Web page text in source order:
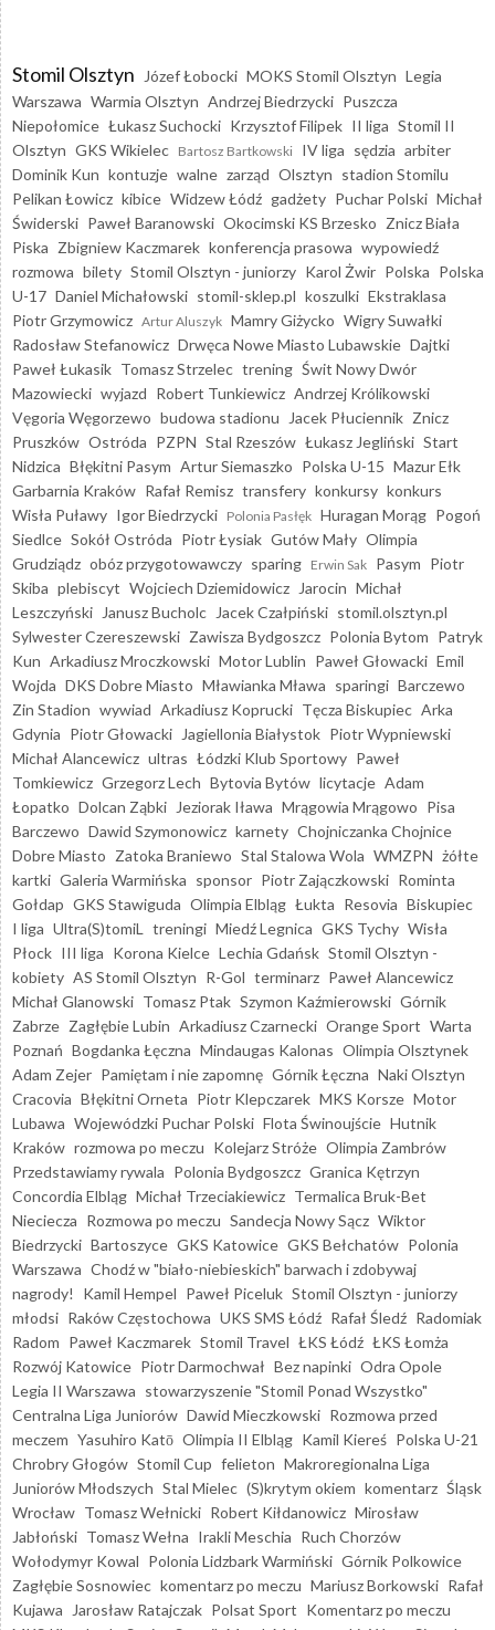
Stomil Olsztyn Józef Łobocki MOKS Stomil Olsztyn Legia
Warszawa Warmia Olsztyn Andrzej Biedrzycki Puszcza
Niepołomice Łukasz Suchocki Krzysztof Filipek II liga Stomil II
Olsztyn GKS Wikielec Bartosz Bartkowski IV liga sędzia arbiter
Dominik Kun kontuzje walne zarząd Olsztyn stadion Stomilu
Pelikan Łowicz kibice Widzew Łódź gadżety Puchar Polski Michał
Świderski Paweł Baranowski Okocimski KS Brzesko Znicz Biała
Piska Zbigniew Kaczmarek konferencja prasowa wypowiedź
rozmowa bilety Stomil Olsztyn - juniorzy Karol Żwir Polska Polska
U-17 Daniel Michałowski stomil-sklep.pl koszulki Ekstraklasa
Piotr Grzymowicz Artur Aluszyk Mamry Giżycko Wigry Suwałki
Radosław Stefanowicz Drwęca Nowe Miasto Lubawskie Dajtki
Paweł Łukasik Tomasz Strzelec trening Świt Nowy Dwór
Mazowiecki wyjazd Robert Tunkiewicz Andrzej Królikowski
Vęgoria Węgorzewo budowa stadionu Jacek Płuciennik Znicz
Pruszków Ostróda PZPN Stal Rzeszów Łukasz Jegliński Start
Nidzica Błękitni Pasym Artur Siemaszko Polska U-15 Mazur Ełk
Garbarnia Kraków Rafał Remisz transfery konkursy konkurs
Wisła Puławy Igor Biedrzycki Polonia Pasłęk Huragan Morąg Pogoń
Siedlce Sokół Ostróda Piotr Łysiak Gutów Mały Olimpia
Grudziądz obóz przygotowawczy sparing Erwin Sak Pasym Piotr
Skiba plebiscyt Wojciech Dziemidowicz Jarocin Michał
Leszczyński
Janusz Bucholc Jacek Czałpiński stomil.olsztyn.pl
Sylwester Czereszewski Zawisza Bydgoszcz Polonia Bytom Patryk
Kun Arkadiusz Mroczkowski Motor Lublin Paweł Głowacki Emil
Wojda DKS Dobre Miasto Mławianka Mława sparingi Barczewo
Zin Stadion wywiad Arkadiusz Koprucki Tęcza Biskupiec Arka
Gdynia Piotr Głowacki Jagiellonia Białystok Piotr Wypniewski
Michał Alancewicz ultras Łódzki Klub Sportowy Paweł
Tomkiewicz Grzegorz Lech Bytovia Bytów licytacje Adam
Łopatko Dolcan Ząbki Jeziorak Iława Mrągowia Mrągowo Pisa
Barczewo Dawid Szymonowicz karnety Chojniczanka Chojnice
Dobre Miasto Zatoka Braniewo Stal Stalowa Wola WMZPN żółte
kartki Galeria Warmińska sponsor Piotr Zajączkowski Rominta
Gołdap GKS Stawiguda Olimpia Elbląg Łukta Resovia Biskupiec
I liga Ultra(S)tomiL treningi Miedź Legnica GKS Tychy Wisła
Płock III liga Korona Kielce Lechia Gdańsk Stomil Olsztyn -
kobiety AS Stomil Olsztyn R-Gol terminarz Paweł Alancewicz
Michał Glanowski Tomasz Ptak Szymon Kaźmierowski Górnik
Zabrze Zagłębie Lubin Arkadiusz Czarnecki Orange Sport Warta
Poznań Bogdanka Łęczna Mindaugas Kalonas Olimpia Olsztynek
Adam Zejer Pamiętam i nie zapomnę Górnik Łęczna Naki Olsztyn
Cracovia Błękitni Orneta Piotr Klepczarek MKS Korsze Motor
Lubawa Wojewódzki Puchar Polski Flota Świnoujście Hutnik
Kraków rozmowa po meczu Kolejarz Stróże Olimpia Zambrów
Przedstawiamy rywala Polonia Bydgoszcz Granica Kętrzyn
Concordia Elbląg Michał Trzeciakiewicz Termalica Bruk-Bet
Nieciecza Rozmowa po meczu Sandecja Nowy Sącz Wiktor
Biedrzycki Bartoszyce GKS Katowice GKS Bełchatów Polonia
Warszawa Chodź w "biało-niebieskich" barwach i zdobywaj
nagrody!
Kamil Hempel Paweł Piceluk Stomil Olsztyn - juniorzy
młodsi Raków Częstochowa UKS SMS Łódź Rafał Śledź Radomiak
Radom Paweł Kaczmarek Stomil Travel ŁKS Łódź ŁKS Łomża
Rozwój Katowice Piotr Darmochwał Bez napinki Odra Opole
Legia II Warszawa stowarzyszenie "Stomil Ponad Wszystko"
Centralna Liga Juniorów Dawid Mieczkowski Rozmowa przed
meczem Yasuhiro Katō Olimpia II Elbląg Kamil Kiereś Polska U-21
Chrobry Głogów Stomil Cup felieton Makroregionalna Liga
Juniorów Młodszych Stal Mielec (S)krytym okiem komentarz Śląsk
Wrocław Tomasz Wełnicki Robert Kiłdanowicz Mirosław
Jabłoński Tomasz Wełna Irakli Meschia Ruch Chorzów
Wołodymyr Kowal Polonia Lidzbark Warmiński Górnik Polkowice
Zagłębie Sosnowiec komentarz po meczu Mariusz Borkowski Rafał
Kujawa
Jarosław Ratajczak Polsat Sport Komentarz po meczu